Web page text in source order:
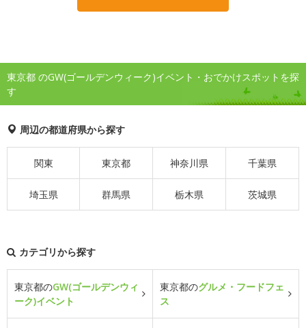
東京都 のGW(ゴールデンウィーク)イベント・おでかけスポットを探
す
周辺の都道府県から探す
関東 東京都 神奈川県 千葉県
埼玉県 群馬県 栃木県 茨城県
カテゴリから探す
東京都のGW(ゴールデンウィ
ーク)イベント
東京都のグルメ・フードフェ
ス